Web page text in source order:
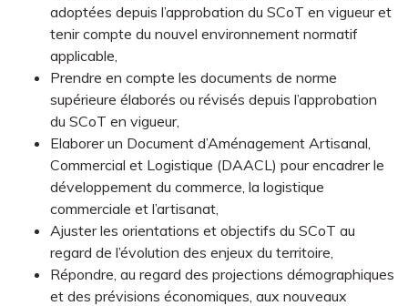
adoptées depuis l’approbation du SCoT en vigueur et
tenir compte du nouvel environnement normatif
applicable,
Prendre en compte les documents de norme
supérieure élaborés ou révisés depuis l’approbation
du SCoT en vigueur,
Elaborer un Document d’Aménagement Artisanal,
Commercial et Logistique (DAACL) pour encadrer le
développement du commerce, la logistique
commerciale et l’artisanat,
Ajuster les orientations et objectifs du SCoT au
regard de l’évolution des enjeux du territoire,
Répondre, au regard des projections démographiques
et des prévisions économiques, aux nouveaux